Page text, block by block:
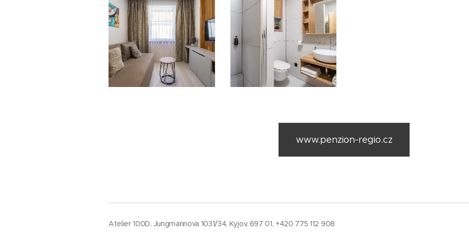
www.penzion-regio.cz
Atelier 100D, Jungmannova 1031/34, Kyjov, 697 01, +420 775 112 908